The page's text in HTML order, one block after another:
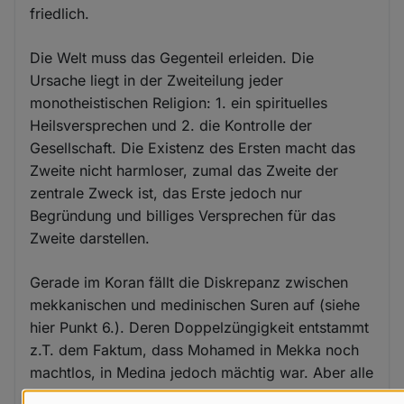
friedlich.
Die Welt muss das Gegenteil erleiden. Die
Ursache liegt in der Zweiteilung jeder
monotheistischen Religion: 1. ein spirituelles
Heilsversprechen und 2. die Kontrolle der
Gesellschaft. Die Existenz des Ersten macht das
Zweite nicht harmloser, zumal das Zweite der
zentrale Zweck ist, das Erste jedoch nur
Begründung und billiges Versprechen für das
Zweite darstellen.
Gerade im Koran fällt die Diskrepanz zwischen
mekkanischen und medinischen Suren auf (siehe
hier Punkt 6.). Deren Doppelzüngigkeit entstammt
z.T. dem Faktum, dass Mohamed in Mekka noch
machtlos, in Medina jedoch mächtig war. Aber alle
Suren verblieben im Koran, weil sich damit